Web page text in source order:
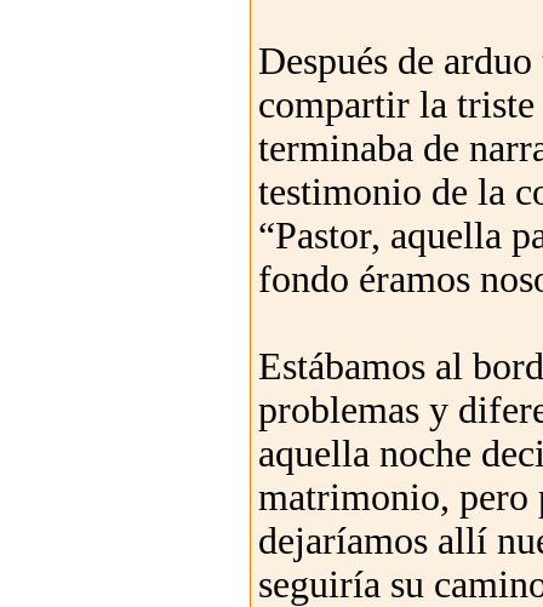
Después de
compartir la
terminaba de
testimonio de la
“Pastor, aquella
fondo éramos
Estábamos al
problemas y
aquella noche
matrimonio, pero
dejaríamos allí
seguiría su